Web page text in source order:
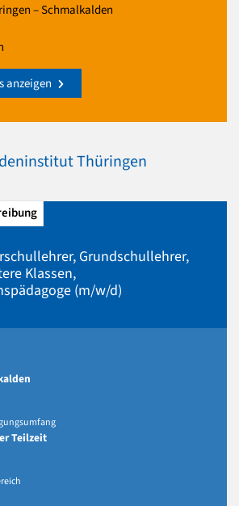
– Schmalkalden
anzeigen
Thüringen
Grundschullehrer,
Klassen,
(m/w/d)
Teilzeit